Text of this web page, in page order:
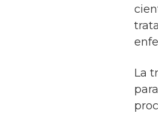
La